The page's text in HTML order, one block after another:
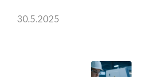
30.5.2025